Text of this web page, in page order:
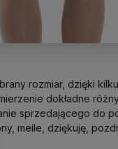
rozmiar, dzięki
dokładne
sprzedającego do
meile, dziękuję,